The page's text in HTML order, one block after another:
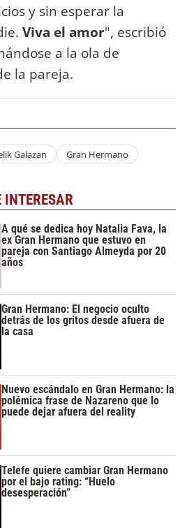
y sin esperar la
Viva el amor", escribió
a la ola de
la pareja.
Galazan Gran Hermano
INTERESAR
A qué se dedica hoy Natalia Fava, la
ex Gran Hermano que estuvo en
pareja con Santiago Almeyda por 20
años
Gran Hermano: El negocio oculto
detrás de los gritos desde afuera de
la casa
Nuevo escándalo en Gran Hermano: la
polémica frase de Nazareno que lo
puede dejar afuera del reality
Telefe quiere cambiar Gran Hermano
por el bajo rating: “Huelo
desesperación”